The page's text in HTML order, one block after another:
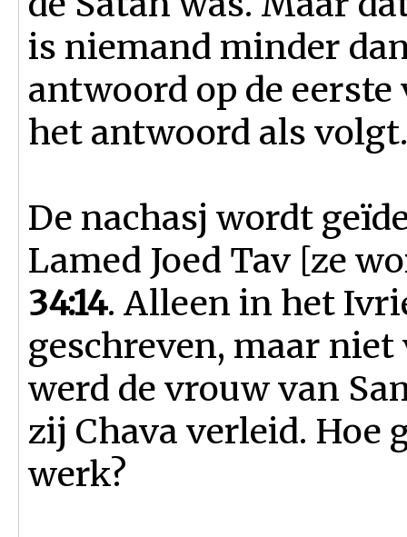
is niemand minder
antwoord op de eerste
het antwoord als volgt.
De nachasj wordt
Lamed Joed Tav [ze
34:14. Alleen in het
geschreven, maar
werd de vrouw van
zij Chava verleid. Hoe
werk?